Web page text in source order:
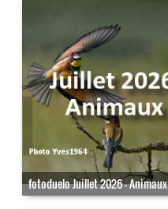
fotoduelo Juillet 2026 - Animaux